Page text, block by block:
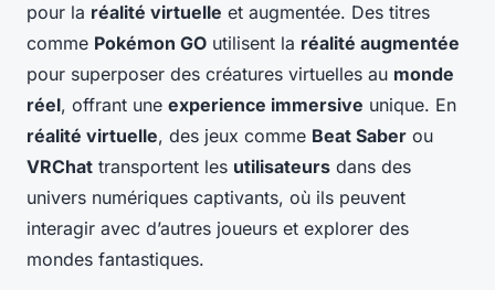
pour la réalité virtuelle et augmentée. Des titres
comme Pokémon GO utilisent la réalité augmentée
pour superposer des créatures virtuelles au monde
réel, offrant une experience immersive unique. En
réalité virtuelle, des jeux comme Beat Saber ou
VRChat transportent les utilisateurs dans des
univers numériques captivants, où ils peuvent
interagir avec d’autres joueurs et explorer des
mondes fantastiques.